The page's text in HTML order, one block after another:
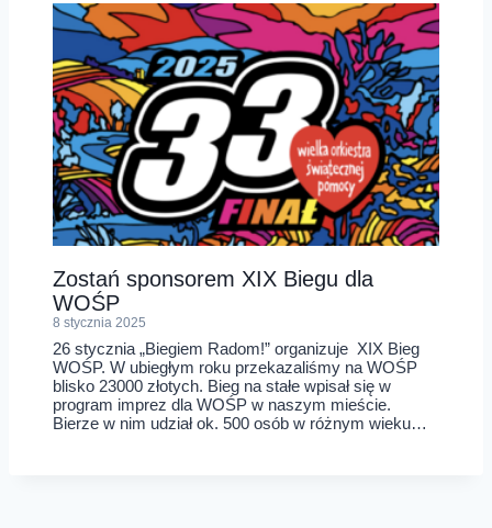
Zostań sponsorem XIX Biegu dla
WOŚP
8 stycznia 2025
26 stycznia „Biegiem Radom!” organizuje XIX Bieg
WOŚP. W ubiegłym roku przekazaliśmy na WOŚP
blisko 23000 złotych. Bieg na stałe wpisał się w
program imprez dla WOŚP w naszym mieście.
Bierze w nim udział ok. 500 osób w różnym wieku…